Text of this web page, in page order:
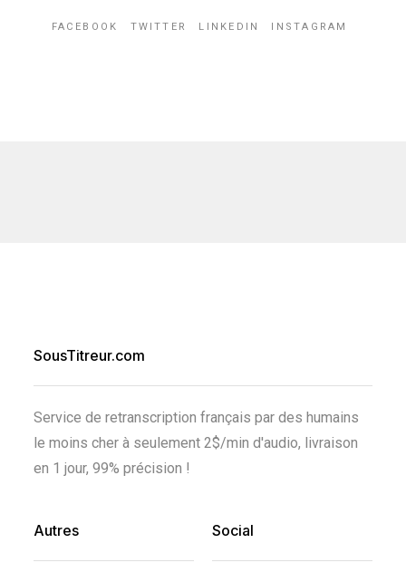
FACEBOOK TWITTER LINKEDIN INSTAGRAM
SousTitreur.com
Service de retranscription français par des humains
le moins cher à seulement 2$/min d'audio, livraison
en 1 jour, 99% précision !
Autres Social